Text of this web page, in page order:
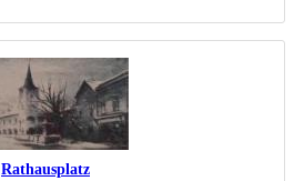
Rathausplatz